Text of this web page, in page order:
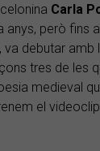
Carla
però fins
debutar amb
tres de les
medieval
el